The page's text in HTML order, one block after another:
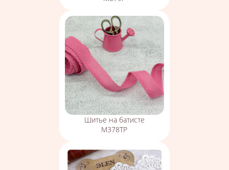
Шитье на батисте
М378ТР